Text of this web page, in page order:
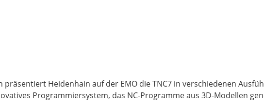
Heidenhain auf der EMO die TNC7 in verschiedenen
Programmiersystem, das NC-Programme aus 3D-Modellen